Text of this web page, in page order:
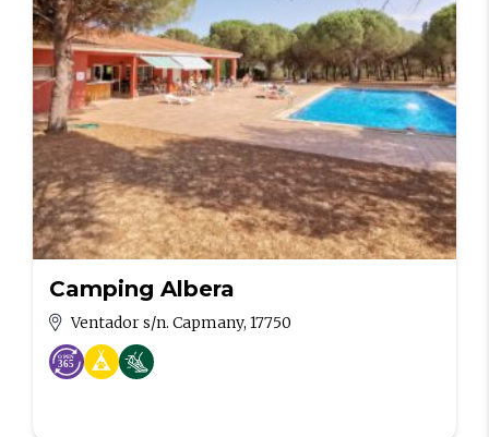
Camping Albera
Ventador s/n. Capmany, 17750